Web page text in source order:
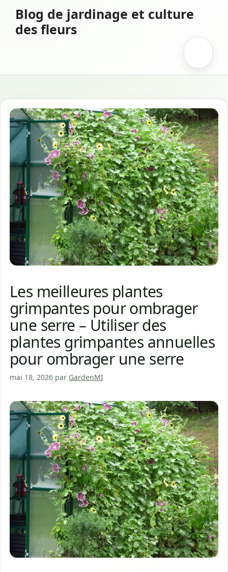
contenu
Blog de jardinage et culture
des fleurs
Les meilleures plantes
grimpantes pour ombrager
une serre – Utiliser des
plantes grimpantes annuelles
pour ombrager une serre
mai 18, 2026 par GardenMI